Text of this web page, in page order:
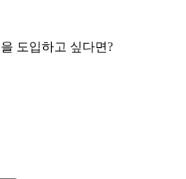
을 도입하고 싶다면?